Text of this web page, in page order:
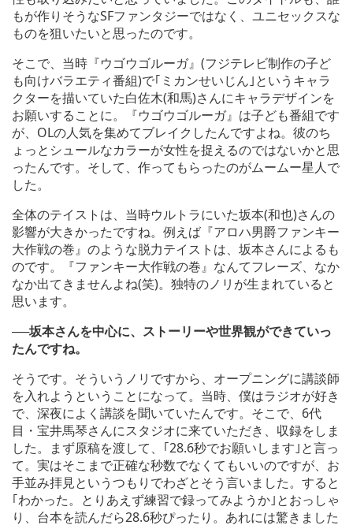
もが作りそうなSFファンタジーではなく、ユニセックスな
ものを狙いたいと思ったのです。
そこで、当時『ウゴウゴルーガ』(フジテレビ制作の子ど
も向けバラエティ番組)で｢ミカンせいじん｣というキャラ
クターを描いていた白佐木(和馬)さんにキャラデザインを
お願いすることに。『ウゴウゴルーガ』は子ども番組です
が、OLの人気を集めてブレイクしたんですよね。彼のち
ょっとシュールなカラーが女性を捉えるのではないかと思
ったんです。そして、作ってもらったのがムームー星人で
した。
全体のテイストは、当時ウルトラにいた坂本(和也)さんの
影響が大きかったですね。例えば『アロハ男爵ファンキー
大作戦の巻』のような脱力テイストは、坂本さんによるも
のです。『ファンキー大作戦の巻』なんてフレーズ、なか
なか出てきませんよね(笑)。独特のノリが生まれていると
思います。
──坂本さんを中心に、ストーリーや世界観ができていっ
たんですね。
そうです。そういうノリですから、オープニングに講談師
を入れようということになって。当時、僕はラジオが好き
で、深夜によく講談を聞いていたんです。そこで、6代
目・宝井馬琴さんにスタジオに来ていただき、収録をしま
した。まず原稿を渡して、｢28.6秒でお願いします｣と言っ
て。実はそこまで正確な秒数でなくてもいいのですが、お
手並み拝見というつもりでわざとそう言いました。すると
｢わかった。とりあえず練習で録ってみようか｣とおっしゃ
り、台本を読んだら28.6秒ぴったり。あれには驚きました